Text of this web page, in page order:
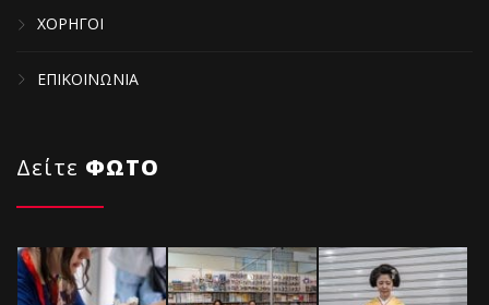
ΧΟΡΗΓΟΙ
ΕΠΙΚΟΙΝΩΝΙΑ
Δείτε ΦΩΤΟ